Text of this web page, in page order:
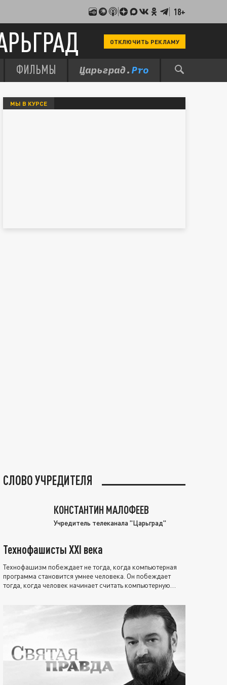
18+
ОТКЛЮЧИТЬ РЕКЛАМУ
ФИЛЬМЫ
МЫ В КУРСЕ
СЛОВО УЧРЕДИТЕЛЯ
КОНСТАНТИН МАЛОФЕЕВ
Учредитель телеканала "Царьград"
Технофашисты XXI века
Технофашизм побеждает не тогда, когда компьютерная
программа становится умнее человека. Он побеждает
тогда, когда человек начинает считать компьютерную